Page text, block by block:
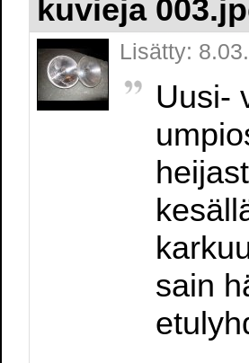
kuvieja
Lisätty:
Uusi-
sain